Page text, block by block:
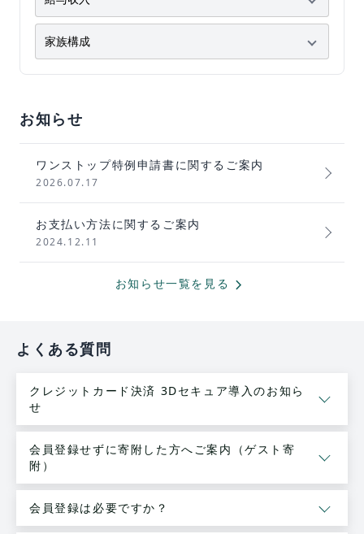
お知らせ
ワンストップ特例申請書に関するご案内
2026.07.17
お支払い方法に関するご案内
2024.12.11
お知らせ一覧を見る chevron_forward
よくある質問
クレジットカード決済 3Dセキュア導入のお知ら
せ
会員登録せずに寄附した方へご案内（ゲスト寄
附）
会員登録は必要ですか？